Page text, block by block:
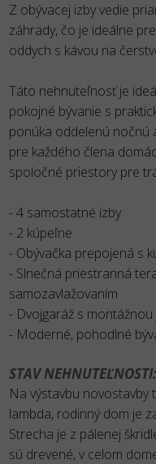
Z obývacej izby vedie
záhrady, čo je ideálne
oddych s kávou na
Táto nehnuteľnosť je
pokojné bývanie s
ponúka oddelenú nočnú
pre každého člena
spoločné priestory pre
- 4 samostatné izby
- 2 kúpeľne
- Obývačka prepojená s
- Slnečná priestranná
samozavlažovaním
- Dvojgaráž s
- Moderné, pohodlné
STAV NEHNUTEĽNOSTI:
Na výstavbu novostavby
lambda, rodinný dom je
Strecha je z pálenej
sú drevené, v celom